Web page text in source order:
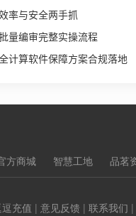
率与安全两手抓
量编审完整实操流程
计算软件保障方案合规落地
方商城 智慧工地 品茗
充值 | 意见反馈 | 联系我们 |